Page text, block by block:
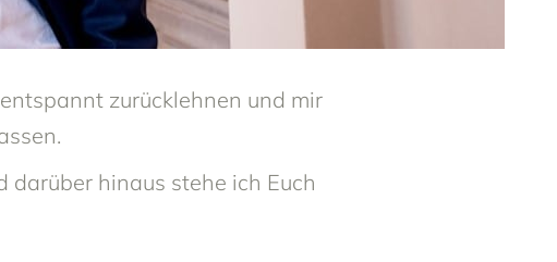
zurücklehnen und mir
darüber hinaus stehe ich Euch